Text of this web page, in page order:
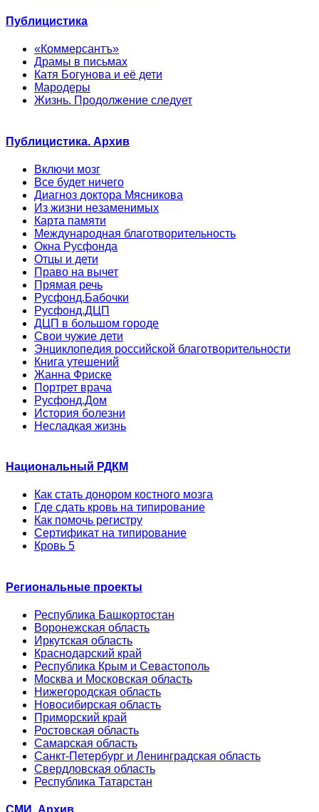
Публицистика
«Коммерсантъ»
Драмы в письмах
Катя Богунова и её дети
Мародеры
Жизнь. Продолжение следует
Публицистика. Архив
Включи мозг
Все будет ничего
Диагноз доктора Мясникова
Из жизни незаменимых
Карта памяти
Международная благотворительность
Окна Русфонда
Отцы и дети
Право на вычет
Прямая речь
Русфонд.Бабочки
Русфонд.ДЦП
ДЦП в большом городе
Свои чужие дети
Энциклопедия российской благотворительности
Книга утешений
Жанна Фриске
Портрет врача
Русфонд.Дом
История болезни
Несладкая жизнь
Национальный РДКМ
Как стать донором костного мозга
Где сдать кровь на типирование
Как помочь регистру
Сертификат на типирование
Кровь 5
Региональные проекты
Республика Башкортостан
Воронежская область
Иркутская область
Краснодарский край
Республика Крым и Севастополь
Москва и Московская область
Нижегородская область
Новосибирская область
Приморский край
Ростовская область
Самарская область
Санкт-Петербург и Ленинградская область
Свердловская область
Республика Татарстан